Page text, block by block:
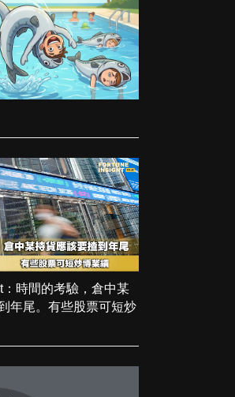
：時間的考驗，倉中某
年尾。有些股票可短炒